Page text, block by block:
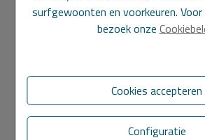
surfgewoonten en voorkeuren.
bezoek onze
Cookies accepteren
Configuratie